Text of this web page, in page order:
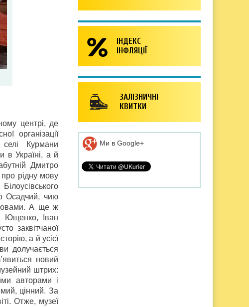
центрі, де
організації
Курмани
в Україні, а й
Дмитро
про рідну мову
Осадчий, чию
мовами. А ще ж
Ющенко, Іван
заквітчаної
а й усієї
долучається
новий
штрих:
авторами і
цінний. За
Отже, музеї
ІНДЕКС
ІНФЛЯЦІЇ
ЗАЛІЗНИЧНІ
КВИТКИ
Ми в Google+